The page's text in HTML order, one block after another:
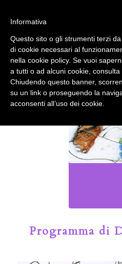
Il Blog del Garden
Programma di
accetta l'uso dei cookies
Fai clic per abilitare/
Google Analytics.
OK
Informativa
Questo sito o gli strumenti terzi
di cookie necessari al
nella cookie policy. Se vuoi
a tutti o ad alcuni cookie, consulta
Chiudendo questo banner,
su un link o proseguendo la
acconsenti all’uso dei cookie.